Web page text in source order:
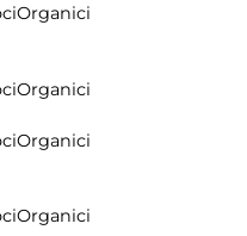
Organici
Organici
Organici
Organici